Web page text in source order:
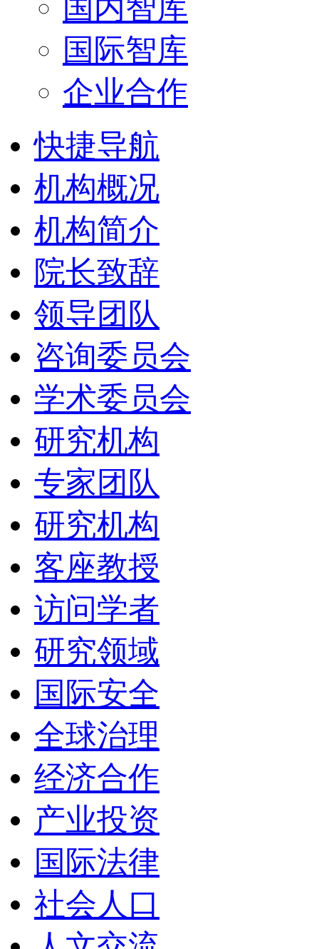
国内智库
国际智库
企业合作
快捷导航
机构概况
机构简介
院长致辞
领导团队
咨询委员会
学术委员会
研究机构
专家团队
研究机构
客座教授
访问学者
研究领域
国际安全
全球治理
经济合作
产业投资
国际法律
社会人口